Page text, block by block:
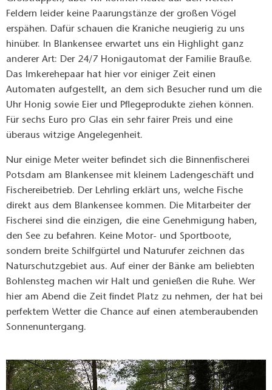
Feldern leider keine Paarungstänze der großen Vögel
erspähen. Dafür schauen die Kraniche neugierig zu uns
hinüber. In Blankensee erwartet uns ein Highlight ganz
anderer Art: Der 24/7 Honigautomat der Familie Brauße.
Das Imkerehepaar hat hier vor einiger Zeit einen
Automaten aufgestellt, an dem sich Besucher rund um die
Uhr Honig sowie Eier und Pflegeprodukte ziehen können.
Für sechs Euro pro Glas ein sehr fairer Preis und eine
überaus witzige Angelegenheit.
Nur einige Meter weiter befindet sich die Binnenfischerei
Potsdam am Blankensee mit kleinem Ladengeschäft und
Fischereibetrieb. Der Lehrling erklärt uns, welche Fische
direkt aus dem Blankensee kommen. Die Mitarbeiter der
Fischerei sind die einzigen, die eine Genehmigung haben,
den See zu befahren. Keine Motor- und Sportboote,
sondern breite Schilfgürtel und Naturufer zeichnen das
Naturschutzgebiet aus. Auf einer der Bänke am beliebten
Bohlensteg machen wir Halt und genießen die Ruhe. Wer
hier am Abend die Zeit findet Platz zu nehmen, der hat bei
perfektem Wetter die Chance auf einen atemberaubenden
Sonnenuntergang.